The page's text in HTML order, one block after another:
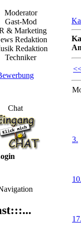
Moderator
Gast-Mod
& Marketing
Redaktion
Redaktion
Techniker
Chat
3.
10.
17.